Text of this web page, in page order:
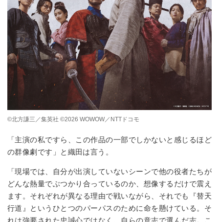
©︎北方謙三／集英社 ©︎2026 WOWOW／NTTドコモ
「主演の私ですら、この作品の一部でしかないと感じるほど
の群像劇です」と織田は言う。
「現場では、自分が出演していないシーンで他の役者たちが
どんな熱量でぶつかり合っているのか、想像するだけで震え
ます。それぞれが異なる理由で戦いながら、それでも『替天
行道』というひとつのパーパスのために命を懸けている。そ
れは強要された忠誠心ではなく、自らの意志で選んだ志。こ